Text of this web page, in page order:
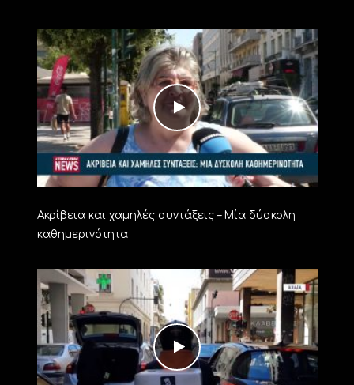
Ακρίβεια και χαμηλές συντάξεις – Μία δύσκολη
καθημερινότητα